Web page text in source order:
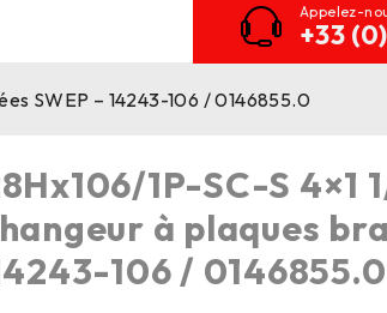
Appelez-
+33
SWEP – 14243-106 / 0146855.0
1P-SC-S 4×1
à plaques
106 / 0146855.0